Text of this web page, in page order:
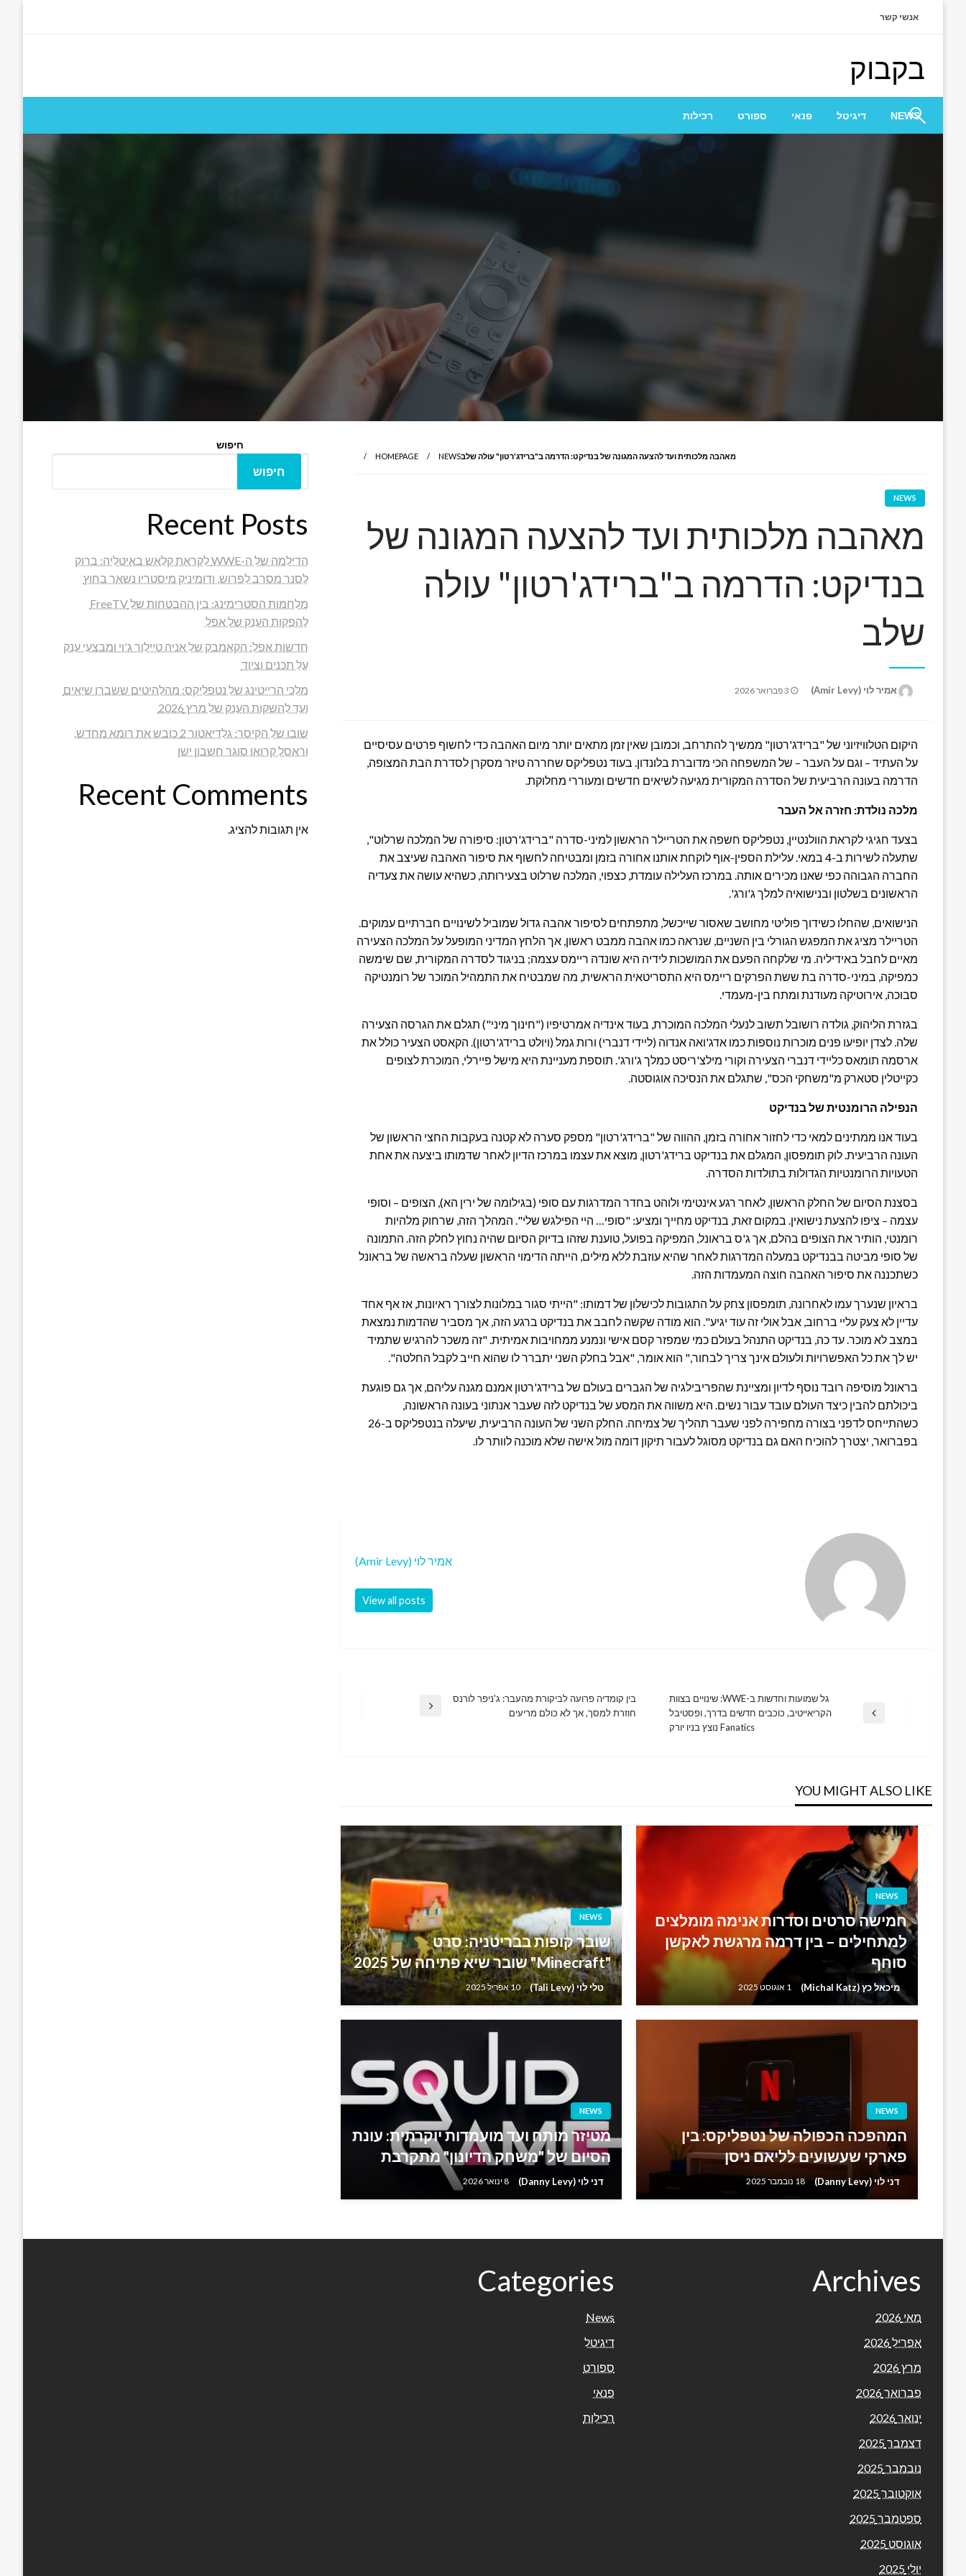
אנשי קשר
בקבוק
NEWS דיגיטל פנאי ספורט רכילות
HOMEPAGE NEWSמאהבה מלכותית ועד להצעה המגונה של בנדיקט: הדרמה ב"ברידג'רטון" עולה שלב
NEWS
מאהבה מלכותית ועד להצעה המגונה של
בנדיקט: הדרמה ב"ברידג'רטון" עולה
שלב
אמיר לוי (Amir Levy)
Posted
3 פברואר 2026
היקום הטלוויזיוני של "ברידג'רטון" ממשיך להתרחב, וכמובן שאין זמן מתאים יותר מיום האהבה כדי לחשוף פרטים עסיסיים
על העתיד – וגם על העבר – של המשפחה הכי מדוברת בלונדון. בעוד נטפליקס שחררה טיזר מסקרן לסדרת הבת המצופה,
הדרמה בעונה הרביעית של הסדרה המקורית מגיעה לשיאים חדשים ומעוררי מחלוקת.
מלכה נולדת: חזרה אל העבר
בצעד חגיגי לקראת הוולנטיין, נטפליקס חשפה את הטריילר הראשון למיני-סדרה "ברידג'רטון: סיפורה של המלכה שרלוט",
שתעלה לשירות ב-4 במאי. עלילת הספין-אוף לוקחת אותנו אחורה בזמן ומבטיחה לחשוף את סיפור האהבה שעיצב את
החברה הגבוהה כפי שאנו מכירים אותה. במרכז העלילה עומדת, כצפוי, המלכה שרלוט בצעירותה, כשהיא עושה את צעדיה
הראשונים בשלטון ובנישואיה למלך ג'ורג'.
הנישואים, שהחלו כשידוך פוליטי מחושב שאסור שייכשל, מתפתחים לסיפור אהבה גדול שמוביל לשינויים חברתיים עמוקים.
הטריילר מציג את המפגש הגורלי בין השניים, שנראה כמו אהבה ממבט ראשון, אך הלחץ המדיני המופעל על המלכה הצעירה
מאיים לחבל באידיליה. מי שלקחה הפעם את המושכות לידיה היא שונדה ריימס עצמה; בניגוד לסדרה המקורית, שם שימשה
כמפיקה, במיני-סדרה בת ששת הפרקים ריימס היא התסריטאית הראשית, מה שמבטיח את התמהיל המוכר של רומנטיקה
סבוכה, אירוטיקה מעודנת ומתח בין-מעמדי.
בגזרת הליהוק, גולדה רושובל תשוב לנעלי המלכה המוכרת, בעוד אינדיה אמרטיפיו ("חינוך מיני") תגלם את הגרסה הצעירה
שלה. לצדן יופיעו פנים מוכרות נוספות כמו אדג'ואה אנדוה (ליידי דנברי) ורות גמל (ויולט ברידג'רטון). הקאסט הצעיר כולל את
ארסמה תומאס כליידי דנברי הצעירה וקורי מילצ'ריסט כמלך ג'ורג'. תוספת מעניינת היא מישל פיירלי, המוכרת לצופים
כקייטלין סטארק מ"משחקי הכס", שתגלם את הנסיכה אוגוסטה.
הנפילה הרומנטית של בנדיקט
בעוד אנו ממתינים למאי כדי לחזור אחורה בזמן, ההווה של "ברידג'רטון" מספק סערה לא קטנה בעקבות החצי הראשון של
העונה הרביעית. לוק תומפסון, המגלם את בנדיקט ברידג'רטון, מוצא את עצמו במרכז הדיון לאחר שדמותו ביצעה את אחת
הטעויות הרומנטיות הגדולות בתולדות הסדרה.
בסצנת הסיום של החלק הראשון, לאחר רגע אינטימי ולוהט בחדר המדרגות עם סופי (בגילומה של ירין הא), הצופים – וסופי
עצמה – ציפו להצעת נישואין. במקום זאת, בנדיקט מחייך ומציע: "סופי… היי הפילגש שלי". המהלך הזה, שרחוק מלהיות
רומנטי, הותיר את הצופים בהלם, אך ג'ס בראונל, המפיקה בפועל, טוענת שזהו בדיוק הסיום שהיה נחוץ לחלק הזה. התמונה
של סופי מביטה בבנדיקט במעלה המדרגות לאחר שהיא עוזבת ללא מילים, הייתה הדימוי הראשון שעלה בראשה של בראונל
כשתכננה את סיפור האהבה חוצה המעמדות הזה.
בראיון שנערך עמו לאחרונה, תומפסון צחק על התגובות לכישלון של דמותו: "הייתי סגור במלונות לצורך ראיונות, אז אף אחד
עדיין לא צעק עליי ברחוב, אבל אולי זה עוד יגיע". הוא מודה שקשה לחבב את בנדיקט ברגע הזה, אך מסביר שהדמות נמצאת
במצב לא מוכר. עד כה, בנדיקט התנהל בעולם כמי שמפזר קסם אישי ונמנע ממחויבות אמיתית. "זה משכר להרגיש שתמיד
יש לך את כל האפשרויות ולעולם אינך צריך לבחור," הוא אומר, "אבל בחלק השני יתברר לו שהוא חייב לקבל החלטה".
בראונל מוסיפה רובד נוסף לדיון ומציינת שהפריבילגיה של הגברים בעולם של ברידג'רטון אמנם מגנה עליהם, אך גם פוגעת
ביכולתם להבין כיצד העולם עובד עבור נשים. היא משווה את המסע של בנדיקט לזה שעבר אנתוני בעונה הראשונה,
כשהתייחס לדפני בצורה מחפירה לפני שעבר תהליך של צמיחה. החלק השני של העונה הרביעית, שיעלה בנטפליקס ב-26
בפברואר, יצטרך להוכיח האם גם בנדיקט מסוגל לעבור תיקון דומה מול אישה שלא מוכנה לוותר לו.
אמיר לוי (Amir Levy)
View all posts
ניווט
Previous
גל שמועות וחדשות ב-WWE: שינויים בצוות
הקריאייטיב, כוכבים חדשים בדרך, ופסטיבל
Fanatics נוצץ בניו יורק
Next
בין קומדיה פרועה לביקורת מהעבר: ג'ניפר לורנס
חוזרת למסך, אך לא כולם מריעים
YOU MIGHT ALSO LIKE
NEWS
חמישה סרטים וסדרות אנימה מומלצים
למתחילים – בין דרמה מרגשת לאקשן
סוחף
מיכאל כץ (Michal Katz) 1 אוגוסט 2025
NEWS
שובר קופות בבריטניה: סרט
"Minecraft" שובר שיא פתיחה של 2025
טלי לוי (Tali Levy) 10 אפריל 2025
NEWS
המהפכה הכפולה של נטפליקס: בין
פארקי שעשועים לליאם ניסן
דני לוי (Danny Levy) 18 נובמבר 2025
NEWS
מטיזר מותח ועד מועמדות יוקרתית: עונת
הסיום של "משחק הדיונון" מתקרבת
דני לוי (Danny Levy) 8 ינואר 2026
חיפוש
חיפוש
Recent Posts
הדילמה של ה-WWE לקראת קלאש באיטליה: ברוק
לסנר מסרב לפרוש, ודומיניק מיסטריו נשאר בחוץ
מלחמות הסטרימינג: בין ההבטחות של FreeTV
להפקות הענק של אפל
חדשות אפל: הקאמבק של אניה טיילור ג'וי ומבצעי ענק
על תכנים וציוד
מלכי הרייטינג של נטפליקס: מהלהיטים ששברו שיאים
ועד להשקות הענק של מרץ 2026
שובו של הקיסר: גלדיאטור 2 כובש את רומא מחדש,
וראסל קרואו סוגר חשבון ישן
Recent Comments
אין תגובות להציג.
Archives
מאי 2026
אפריל 2026
מרץ 2026
פברואר 2026
ינואר 2026
דצמבר 2025
נובמבר 2025
אוקטובר 2025
ספטמבר 2025
אוגוסט 2025
יולי 2025
Categories
News
דיגיטל
ספורט
פנאי
רכילות